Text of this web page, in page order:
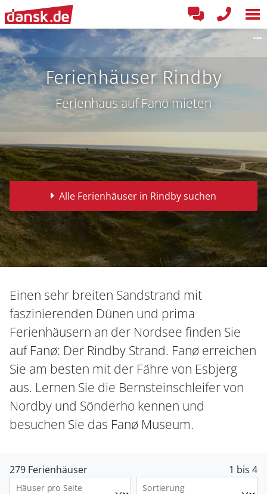
Ferienhäuser Rindby
Ferienhaus auf Fanö mieten
Alle Ferienhäuser in Rindby suchen
Einen sehr breiten Sandstrand mit
faszinierenden Dünen und prima
Ferienhäusern an der Nordsee finden Sie
auf Fanø: Der Rindby Strand. Fanø erreichen
Sie am besten mit der Fähre von Esbjerg
aus. Lernen Sie die Bernsteinschleifer von
Nordby und Sönderho kennen und
besuchen Sie das Fanø Museum.
279 Ferienhäuser 1 bis 4
Häuser pro Seite Sortierung